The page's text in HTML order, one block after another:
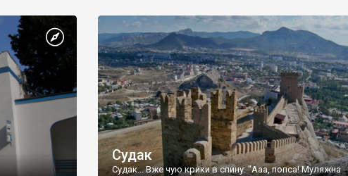
Судак
Судак... Вже чую крики в спину: "Ааа, попса! Муляжна